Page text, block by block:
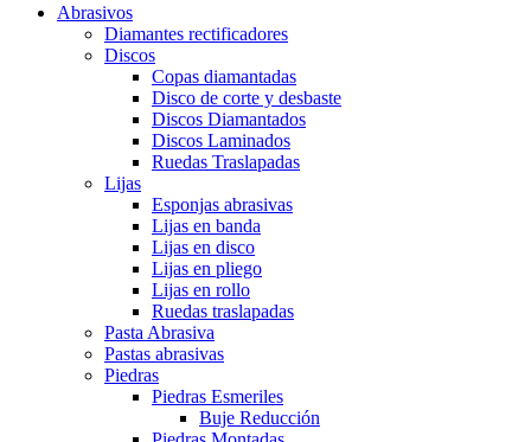
Abrasivos
Diamantes rectificadores
Discos
Copas diamantadas
Disco de corte y desbaste
Discos Diamantados
Discos Laminados
Ruedas Traslapadas
Lijas
Esponjas abrasivas
Lijas en banda
Lijas en disco
Lijas en pliego
Lijas en rollo
Ruedas traslapadas
Pasta Abrasiva
Pastas abrasivas
Piedras
Piedras Esmeriles
Buje Reducción